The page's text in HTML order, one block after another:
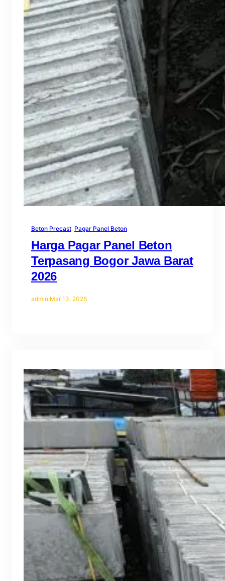
Beton Precast, Pagar Panel Beton
Harga Pagar Panel Beton
Terpasang Bogor Jawa Barat
2026
admin·Mar 13, 2026